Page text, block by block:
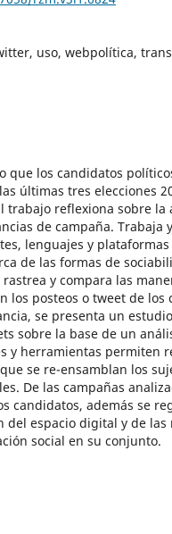
uso, webpolítica,
que los candidatos
últimas tres elecciones
trabajo reflexiona sobre la
de campaña. Trabaja
lenguajes y
de las formas de
y compara las
los posteos o tweet de los
se presenta un
sobre la base de un
y herramientas permiten
se re-ensamblan los
De las campañas
candidatos, además se
espacio digital y de las
social en su conjunto.